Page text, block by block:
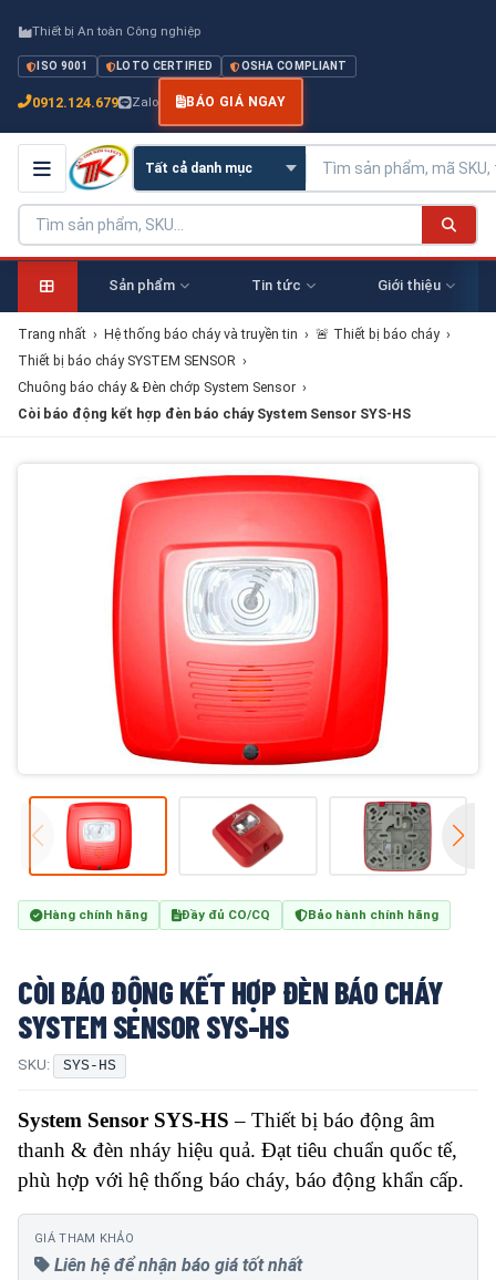
Thiết bị An toàn Công nghiệp
ISO 9001 LOTO CERTIFIED OSHA COMPLIANT
0912.124.679 Zalo BÁO GIÁ NGAY
Sản phẩm Tin tức Giới thiệu
Trang nhất › Hệ thống báo cháy và truyền tin › 🚨 Thiết bị báo cháy ›
Thiết bị báo cháy SYSTEM SENSOR ›
Chuông báo cháy & Đèn chớp System Sensor ›
Còi báo động kết hợp đèn báo cháy System Sensor SYS-HS
Hàng chính hãng Đầy đủ CO/CQ Bảo hành chính hãng
CÒI BÁO ĐỘNG KẾT HỢP ĐÈN BÁO CHÁY
SYSTEM SENSOR SYS-HS
SKU: SYS-HS
System Sensor SYS-HS – Thiết bị báo động âm
thanh & đèn nháy hiệu quả. Đạt tiêu chuẩn quốc tế,
phù hợp với hệ thống báo cháy, báo động khẩn cấp.
GIÁ THAM KHẢO
Liên hệ để nhận báo giá tốt nhất